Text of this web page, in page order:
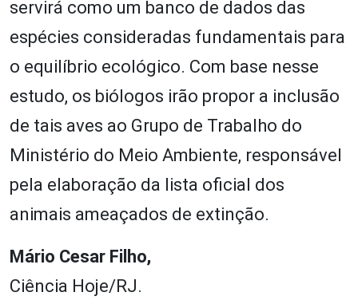
servirá como um banco de dados das
espécies consideradas fundamentais para
o equilíbrio ecológico. Com base nesse
estudo, os biólogos irão propor a inclusão
de tais aves ao Grupo de Trabalho do
Ministério do Meio Ambiente, responsável
pela elaboração da lista oficial dos
animais ameaçados de extinção.
Mário Cesar Filho,
Ciência Hoje/RJ.